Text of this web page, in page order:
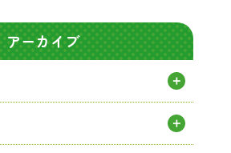
アーカイブ